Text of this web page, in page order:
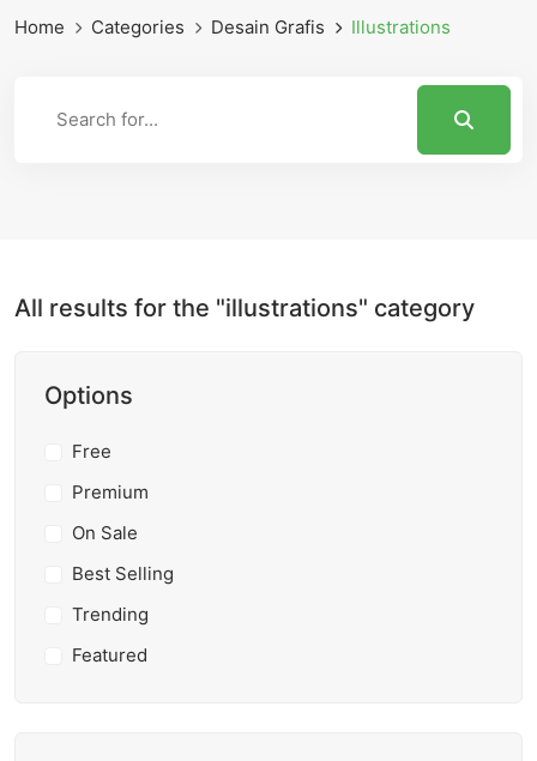
Home Categories Desain Grafis Illustrations
All results for the "illustrations" category
Options
Free
Premium
On Sale
Best Selling
Trending
Featured